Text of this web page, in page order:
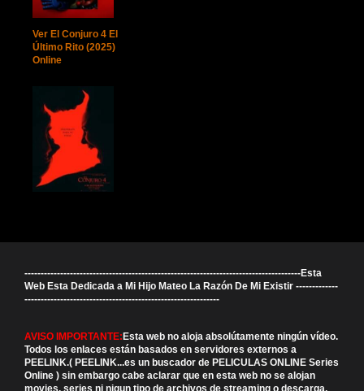
Ver El Conjuro 4 El
Último Rito (2025)
Online
-------------------------------------------------------------------------------------Esta
Web Esta Dedicada a Mi Hijo Mateo La Razón De Mi Existir -------------
------------------------------------------------------------
AVISO IMPORTANTE:Esta web no aloja absolútamente ningún vídeo.
Todos los enlaces están basados en servidores externos a
PEELINK.( PEELINK...es un buscador de PELICULAS ONLINE Series
Online ) sin embargo cabe aclarar que en esta web no se alojan
movies, series ni nigun tipo de archivos de streaming o descarga,